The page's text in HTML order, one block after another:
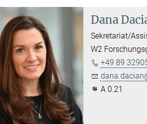
Dana
Sekretariat/
W2
+49 89
A 0.21